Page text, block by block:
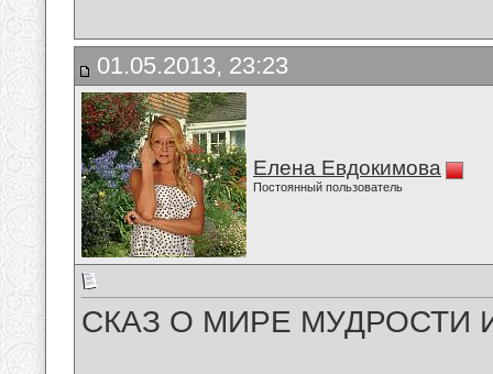
01.05.2013, 23:23
Елена Евдокимова
Постоянный пользователь
СКАЗ О МИРЕ МУДРОСТИ